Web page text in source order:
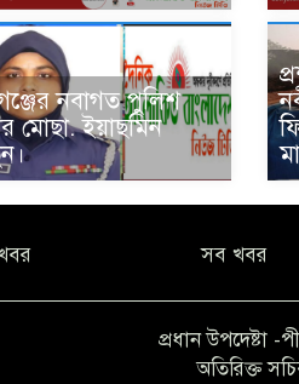
নবাগত পুলিশ
মোছা. ইয়াছমিন
সব খবর
প্রধান উপদেষ্টা -
অতিরিক্ত